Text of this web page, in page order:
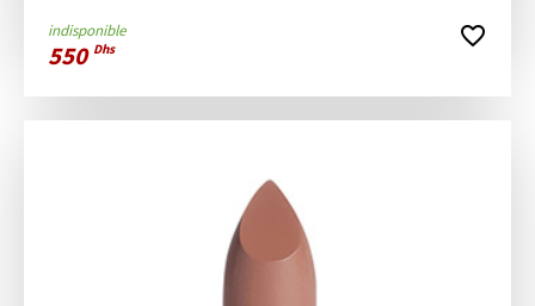
indisponible
550 Dhs favorite_border